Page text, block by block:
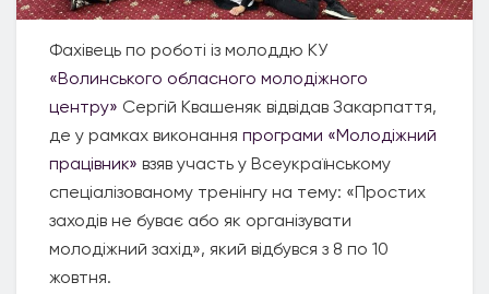
Фахівець по роботі із молоддю КУ
«Волинського обласного молодіжного
центру» Сергій Квашеняк відвідав Закарпаття,
де у рамках виконання програми «Молодіжний
працівник» взяв участь у Всеукраїнському
спеціалізованому тренінгу на тему: «Простих
заходів не буває або як організувати
молодіжний захід», який відбувся з 8 по 10
жовтня.